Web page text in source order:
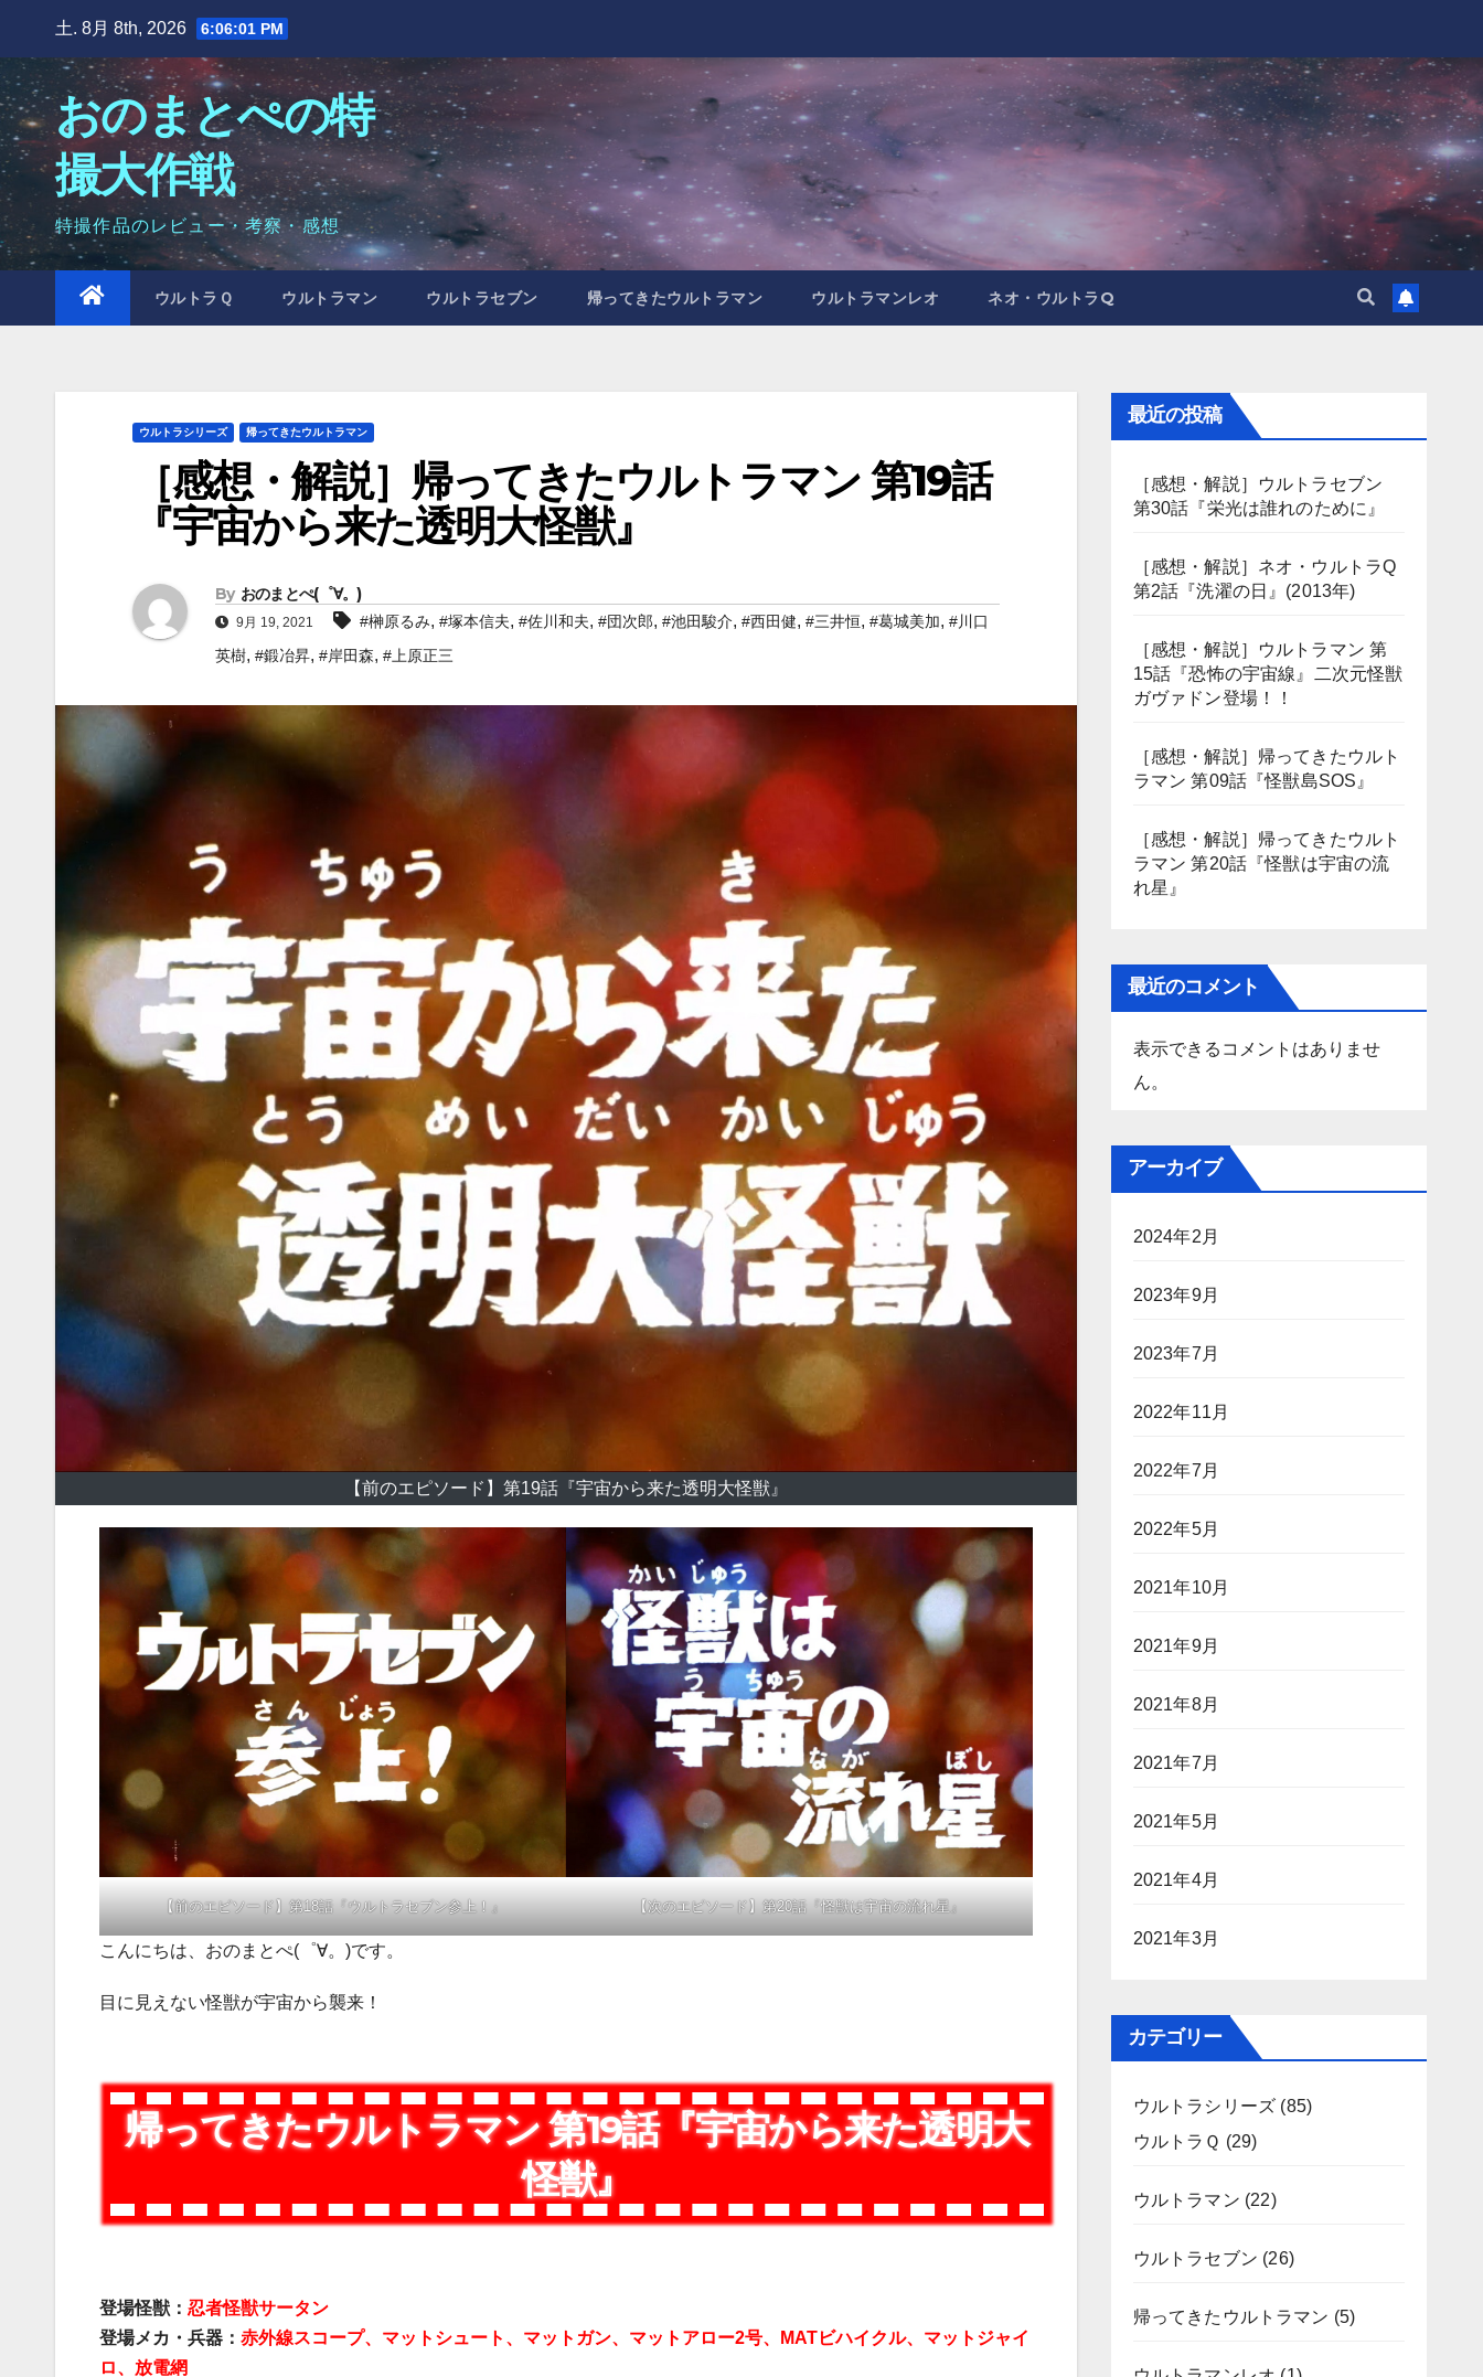
content
土. 8月 8th, 2026 6:06:03 PM
おのまとぺの特
撮大作戦
特撮作品のレビュー・考察・感想
ウルトラＱ ウルトラマン ウルトラセブン 帰ってきたウルトラマン ウルトラマンレオ ネオ・ウルトラQ
ウルトラシリーズ 帰ってきたウルトラマン
［感想・解説］帰ってきたウルトラマン 第19話
『宇宙から来た透明大怪獣』
By おのまとぺ(゜∀。)
9月 19, 2021 #榊原るみ, #塚本信夫, #佐川和夫, #団次郎, #池田駿介, #西田健, #三井恒, #葛城美加, #川口
英樹, #鍛冶昇, #岸田森, #上原正三
【前のエピソード】第19話『宇宙から来た透明大怪獣』
【前のエピソード】第18話『ウルトラセブン参上！』 【次のエピソード】第20話『怪獣は宇宙の流れ星』
こんにちは、おのまとぺ(゜∀。)です。
目に見えない怪獣が宇宙から襲来！
帰ってきたウルトラマン 第19話『宇宙から来た透明大
怪獣』
登場怪獣： 忍者怪獣サータン
登場メカ・兵器： 赤外線スコープ、マットシュート、マットガン、マットアロー2号、MATビハイクル、マットジャイ
ロ、放電網
最近の投稿
［感想・解説］ウルトラセブン
第30話『栄光は誰れのために』
［感想・解説］ネオ・ウルトラQ
第2話『洗濯の日』(2013年)
［感想・解説］ウルトラマン 第
15話『恐怖の宇宙線』二次元怪獣
ガヴァドン登場！！
［感想・解説］帰ってきたウルト
ラマン 第09話『怪獣島SOS』
［感想・解説］帰ってきたウルト
ラマン 第20話『怪獣は宇宙の流
れ星』
最近のコメント
表示できるコメントはありませ
ん。
アーカイブ
2024年2月
2023年9月
2023年7月
2022年11月
2022年7月
2022年5月
2021年10月
2021年9月
2021年8月
2021年7月
2021年5月
2021年4月
2021年3月
カテゴリー
ウルトラシリーズ (85)
ウルトラＱ (29)
ウルトラマン (22)
ウルトラセブン (26)
帰ってきたウルトラマン (5)